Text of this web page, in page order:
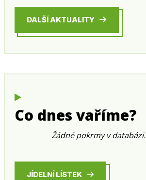
DALŠÍ AKTUALITY
Co dnes vaříme?
Žádné pokrmy v databázi.
JÍDELNÍ LÍSTEK